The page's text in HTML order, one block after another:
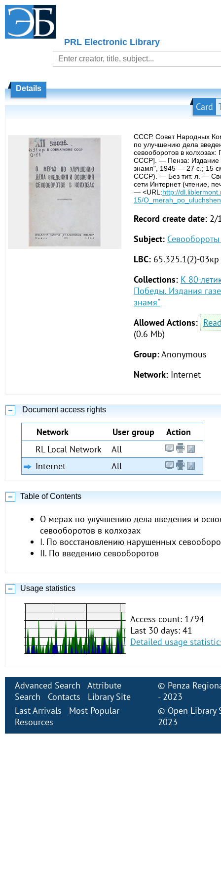
PRL Electronic Library
Details
Card
СССР. Совет Народных
по улучшению дела
севооборотов в
СССР]. — Пенза: Издание
знамя", 1945 — 27 с.; 15
СССР). — Без тит. л. —
сети Интернет (чтение,
— <URL:http://
15/
Record create date: 2/
Subject:
LBC: 65.325.1(2)-03кр
Collections: К 80-
Победы. Издания
знамя"
Allowed Actions:
(0.6 Mb)
Group:Anonymous
Network: Internet
Document access rights
Network User group
Action
RL Local Network
All
Internet
All
Table of Contents
О мерах по улучшению дела введения и
севооборотов в колхозах
I. По восстановлению нарушенных
II. По введению севооборотов
Usage statistics
Access count: 1794
Last 30 days: 41
Detailed usage
Advanced Search
Attribute
Search
Contacts
Library Site
Last Arrivals
Most Popular
Resources
© Penza
- 2023
© Open Library
2023